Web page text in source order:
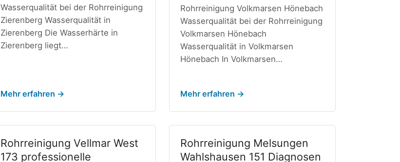
Wasserqualität bei der Rohrreinigung
Zierenberg Wasserqualität in
Zierenberg Die Wasserhärte in
Zierenberg liegt…
Mehr erfahren →
Rohrreinigung Volkmarsen Hönebach
Wasserqualität bei der Rohrreinigung
Volkmarsen Hönebach
Wasserqualität in Volkmarsen
Hönebach In Volkmarsen…
Mehr erfahren →
Rohrreinigung Vellmar West
173 professionelle
Rohrreinigung Melsungen
Wahlshausen 151 Diagnosen